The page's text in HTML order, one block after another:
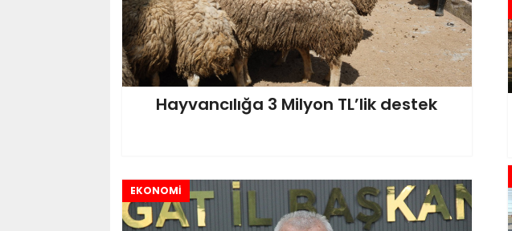
Hayvancılığa 3 Milyon TL’lik destek
EKONOMİ